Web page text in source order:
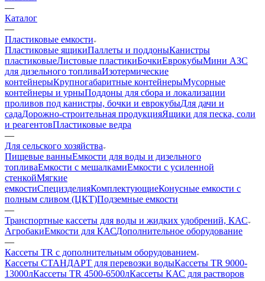
—
Каталог
—
Пластиковые емкости
Пластиковые ящикиПаллеты и поддоныКанистры
пластиковыеЛистовые пластикиБочкиЕврокубыМини АЗС
для дизельного топливаИзотермические
контейнерыКрупногабаритные контейнерыМусорные
контейнеры и урныПоддоны для сбора и локализации
проливов под канистры, бочки и еврокубыДля дачи и
садаДорожно-строительная продукцияЯщики для песка, соли
и реагентовПластиковые ведра
—
Для сельского хозяйства
Пищевые ванныЕмкости для воды и дизельного
топливаЕмкости с мешалкамиЕмкости с усиленной
стенкойМягкие
емкостиСпецизделияКомплектующиеКонусные емкости с
полным сливом (ЦКТ)Подземные емкости
—
Транспортные кассеты для воды и жидких удобрений, КАС
АгробакиЕмкости для КАСДополнительное оборудование
—
Кассеты TR с дополнительным оборудованием
Кассеты СТАНДАРТ для перевозки водыКассеты TR 9000-
13000лКассеты TR 4500-6500лКассеты КАС для растворов